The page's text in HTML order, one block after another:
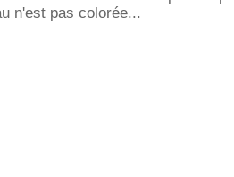
n'est pas colorée...